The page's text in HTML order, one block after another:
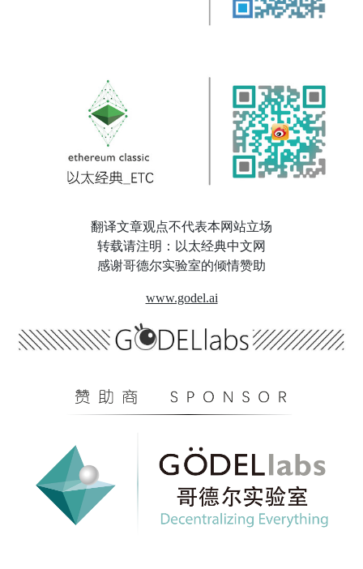
翻译文章观点不代表本网站立场
转载请注明：以太经典中文网
感谢哥德尔实验室的倾情赞助
www.godel.ai